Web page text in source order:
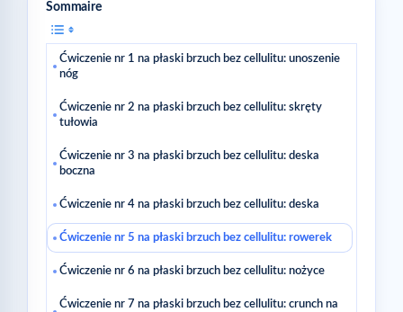
Sommaire
Ćwiczenie nr 1 na płaski brzuch bez cellulitu: unoszenie
nóg
Ćwiczenie nr 2 na płaski brzuch bez cellulitu: skręty
tułowia
Ćwiczenie nr 3 na płaski brzuch bez cellulitu: deska
boczna
Ćwiczenie nr 4 na płaski brzuch bez cellulitu: deska
Ćwiczenie nr 5 na płaski brzuch bez cellulitu: rowerek
Ćwiczenie nr 6 na płaski brzuch bez cellulitu: nożyce
Ćwiczenie nr 7 na płaski brzuch bez cellulitu: crunch na